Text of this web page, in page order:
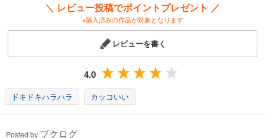
＼ レビュー投稿でポイントプレゼント ／
※購入済みの作品が対象となります
レビューを書く
4.0
ドキドキハラハラ カッコいい
Posted by ブクログ